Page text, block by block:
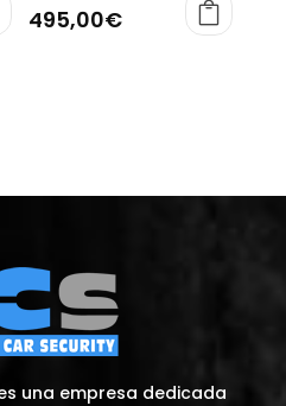
495,00€
una empresa dedicada